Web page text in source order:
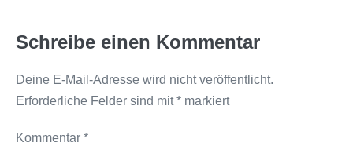
Schreibe einen Kommentar
Deine E-Mail-Adresse wird nicht veröffentlicht.
Erforderliche Felder sind mit* markiert
Kommentar *